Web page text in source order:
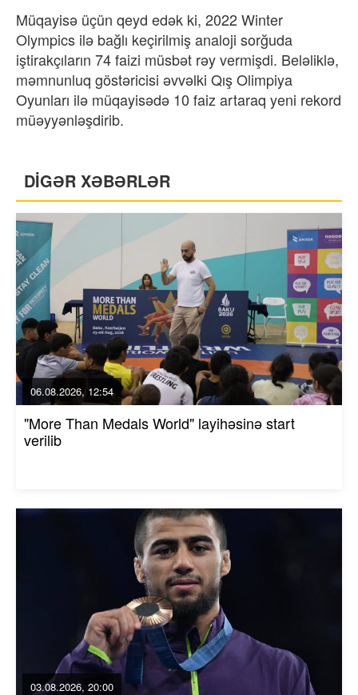
Müqayisə üçün qeyd edək ki, 2022 Winter
Olympics ilə bağlı keçirilmiş analoji sorğuda
iştirakçıların 74 faizi müsbət rəy vermişdi. Beləliklə,
məmnunluq göstəricisi əvvəlki Qış Olimpiya
Oyunları ilə müqayisədə 10 faiz artaraq yeni rekord
müəyyənləşdirib.
DİGƏR XƏBƏRLƏR
06.08.2026, 12:54
"More Than Medals World" layihəsinə start
verilib
03.08.2026, 20:00